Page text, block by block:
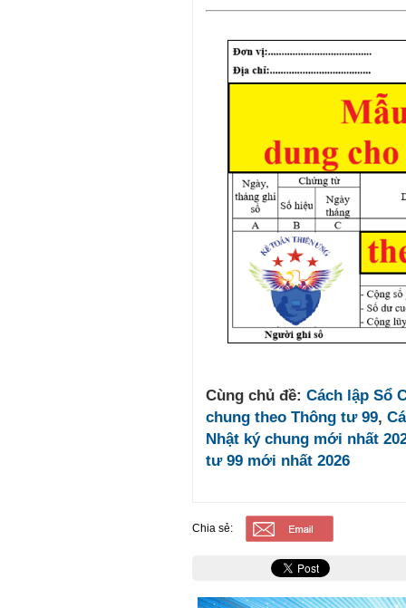
Cùng chủ đề: Cách lập Sổ
chung theo Thông tư 99,
Nhật ký chung mới nhất
tư 99 mới nhất 2026
Chia sẻ: